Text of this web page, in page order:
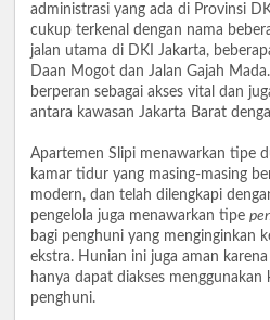
administrasi yang ada di Provinsi
cukup terkenal dengan nama
jalan utama di DKI Jakarta,
Daan Mogot dan Jalan Gajah
berperan sebagai akses vital dan
antara kawasan Jakarta Barat
Apartemen Slipi menawarkan tipe
kamar tidur yang masing-masing
modern, dan telah dilengkapi
pengelola juga menawarkan tipe
bagi penghuni yang menginginkan
ekstra. Hunian ini juga aman karena
hanya dapat diakses
penghuni.